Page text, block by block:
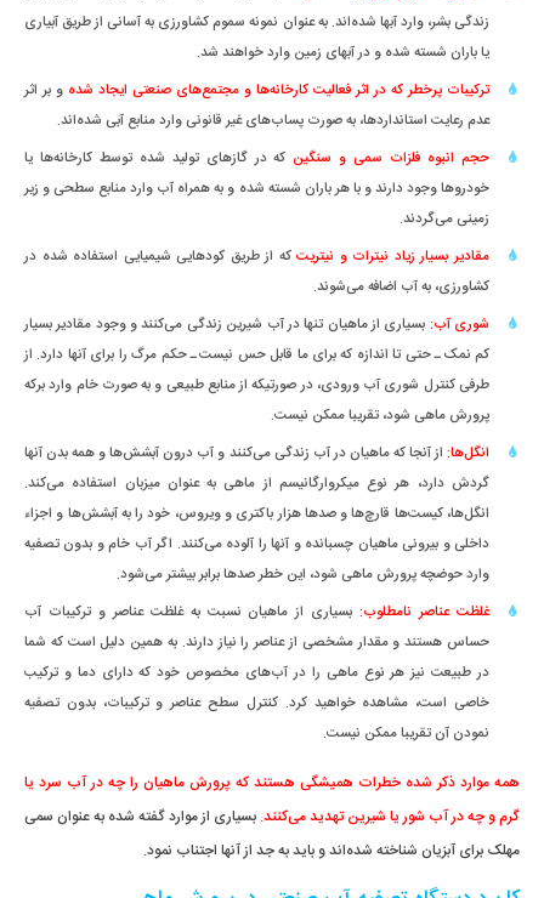
زندگی بشر، وارد آبها شده‌اند. به عنوان نمونه سموم کشاورزی به آسانی از طریق آبیاری
یا باران شسته شده و در آبهای زمین وارد خواهند شد.
ترکیبات پرخطر که در اثر فعالیت کارخانه‌ها و مجتمع‌های صنعتی ایجاد شده و بر اثر
عدم رعایت استانداردها، به صورت پساب‌های غیر قانونی وارد منابع آبی شده‌اند.
حجم انبوه فلزات سمی و سنگین که در گازهای تولید شده توسط کارخانه‌ها یا
خودرو‌ها وجود دارند و با هر باران شسته شده و به همراه آب وارد منابع سطحی و زیر
زمینی می‌گردند.
مقادیر بسیار زیاد نیترات و نیتریتکه از طریق کودهایی شیمیایی استفاده شده در
کشاورزی، به آب اضافه می‌شوند.
شوری آب: بسیاری از ماهیان تنها در آب شیرین زندگی می‌کنند و وجود مقادیر بسیار
کم نمک ـ حتی تا اندازه که برای ما قابل حس نیست ـ حکم مرگ را برای آنها دارد. از
طرفی کنترل شوری آب ورودی، در صورتیکه از منابع طبیعی و به صورت خام وارد برکه
پرورش ماهی شود، تقریبا ممکن نیست.
انگل‌ها: از آنجا که ماهیان در آب زندگی می‌کنند و آب درون آبشش‌ها و همه بدن آنها
گردش دارد، هر نوع میکروارگانیسم از ماهی به عنوان میزبان استفاده می‌کند.
انگل‌ها، کیست‌ها قارچ‌ها و صدها هزار باکتری و ویروس، خود را به آبشش‌ها و اجزاء
داخلی و بیرونی ماهیان چسبانده و آنها را آلوده می‌کنند. اگر آب خام و بدون تصفیه
وارد حوضچه پرورش ماهی شود، این خطر صدها برابر بیشتر می‌شود.
غلظت عناصر نامطلوب:بسیاری از ماهیان نسبت به غلظت عناصر و ترکیبات آب
حساس هستند و مقدار مشخصی از عناصر را نیاز دارند. به همین دلیل است که شما
در طبیعت نیز هر نوع ماهی را در آب‌های مخصوص خود که دارای دما و ترکیب
خاصی است، مشاهده خواهید کرد. کنترل سطح عناصر و ترکیبات، بدون تصفیه
نمودن آن تقریبا ممکن نیست.
همه موارد ذکر شده خطرات همیشگی هستند که پرورش ماهیان را چه در آب سرد یا
گرم و چه در آب شور یا شیرین تهدید می‌کنند. بسیاری از موارد گفته شده به عنوان سمی
مهلک برای آبزیان شناخته شده‌اند و باید به جد از آنها اجتناب نمود.